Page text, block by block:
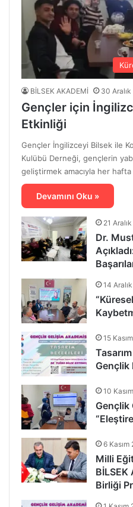
BİLSEK AKADEMİ 30
Gençler için
Etkinliği
Gençler İngilizceyi Bilsek ile
Kulübü Derneği, gençlerin
geliştirmek amacıyla her
Devamını Oku »
21
Dr.
14
15
Gençlik
10
Gençlik
6 Kasım
Milli
BİLSEK
Birliği